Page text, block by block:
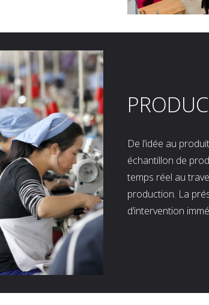
De l’idée au
échantillon de
temps réel au
production. La
d’intervention